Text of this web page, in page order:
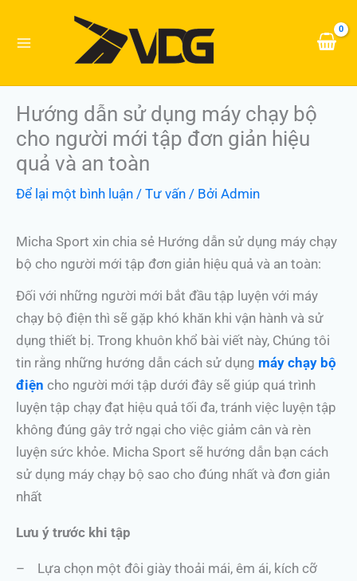
Hướng dẫn sử dụng máy chạy bộ
cho người mới tập đơn giản hiệu
quả và an toàn
Để lại một bình luận / Tư vấn / Bởi Admin
Micha Sport xin chia sẻ Hướng dẫn sử dụng máy chạy
bộ cho người mới tập đơn giản hiệu quả và an toàn:
Đối với những người mới bắt đầu tập luyện với máy
chạy bộ điện thì sẽ gặp khó khăn khi vận hành và sử
dụng thiết bị. Trong khuôn khổ bài viết này, Chúng tôi
tin rằng những hướng dẫn cách sử dụng máy chạy bộ
điện cho người mới tập dưới đây sẽ giúp quá trình
luyện tập chạy đạt hiệu quả tối đa, tránh việc luyện tập
không đúng gây trở ngại cho việc giảm cân và rèn
luyện sức khỏe. Micha Sport sẽ hướng dẫn bạn cách
sử dụng máy chạy bộ sao cho đúng nhất và đơn giản
nhất
Lưu ý trước khi tập
– Lựa chọn một đôi giày thoải mái, êm ái, kích cỡ